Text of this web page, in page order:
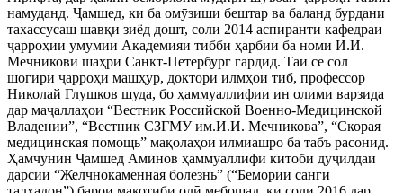
намуданд. Ҷамшед, ки ба омӯзиши бештар ва баланд бурдани
тахассусаш шавқи зиёд дошт, соли 2014 аспиранти кафедраи
ҷарроҳии умумии Академияи тибби ҳарбии ба номи И.И.
Мечникови шаҳри Санкт-Петербург гардид. Таи се сол
шогири ҷарроҳи машҳур, доктори илмҳои тиб, профессор
Николай Глушков шуда, бо ҳаммуаллифии ин олими варзида
дар маҷаллаҳои “Вестник Российской Военно-Медицинской
Владении”, “Вестник СЗГМУ им.И.И. Мечникова”, “Скорая
медицинская помощь” мақолаҳои илмиашро ба табъ расонид.
Ҳамчунин Ҷамшед Аминов ҳаммуаллифи китоби дуҷилдаи
дарсии “Желчнокаменная болезнь” (“Бемории санги